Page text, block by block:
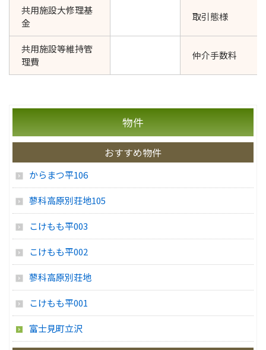
共用施設大修理基
金
取引態様
共用施設等維持管
理費
仲介手数料
物件
おすすめ物件
からまつ平106
蓼科高原別荘地105
こけもも平003
こけもも平002
蓼科高原別荘地
こけもも平001
富士見町立沢